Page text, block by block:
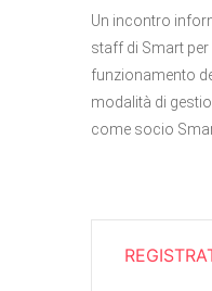
Un incontro
staff di Smart per
funzionamento
modalità di
come socio